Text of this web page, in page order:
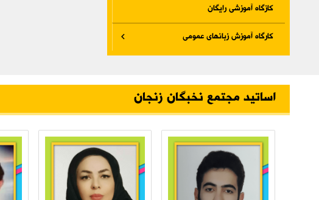
کازگاه آموزشی رایگان
کارگاه آموزش زبانهای عمومی
اساتید مجتمع نخبگان زنجان